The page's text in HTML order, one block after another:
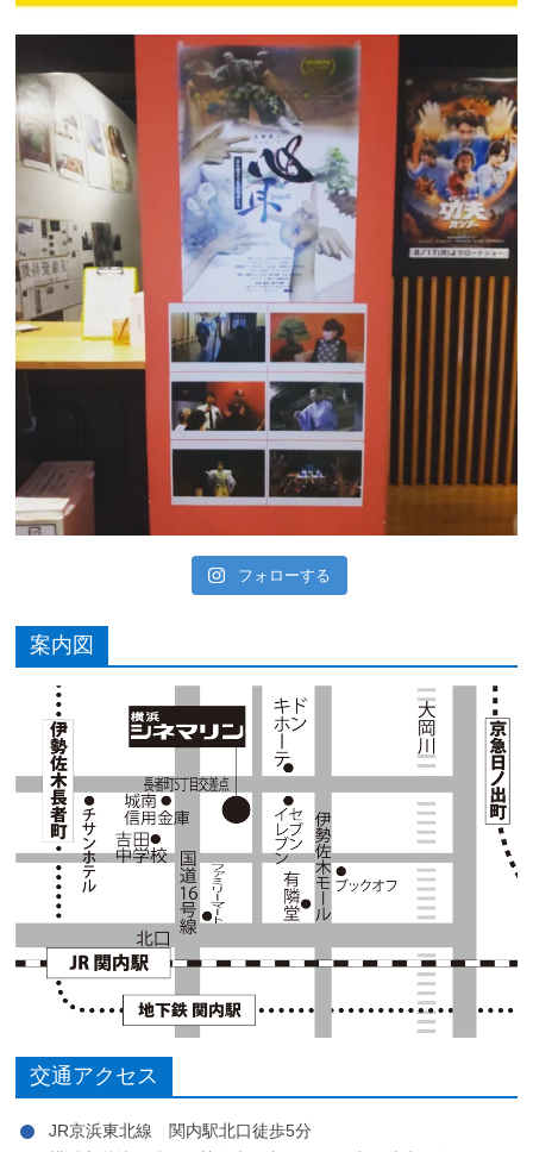
フォローする
案内図
交通アクセス
JR京浜東北線 関内駅北口徒歩5分